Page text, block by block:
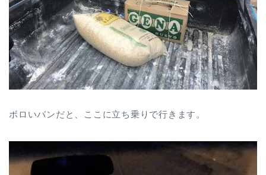
ボロいバンだと、ここに立ち乗りで行きます。